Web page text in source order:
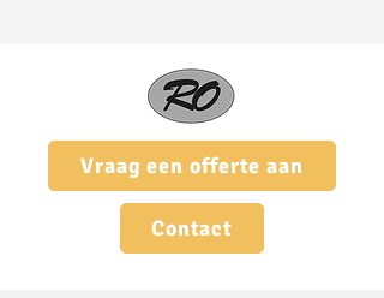
Vraag een offerte aan
Contact